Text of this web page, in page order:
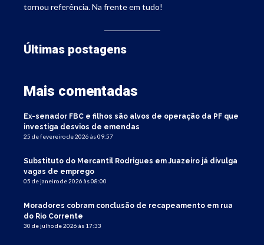
tornou referência. Na frente em tudo!
Últimas postagens
Mais comentadas
Ex-senador FBC e filhos são alvos de operação da PF que
investiga desvios de emendas
25 de fevereiro de 2026 às 09:57
Substituto do Mercantil Rodrigues em Juazeiro já divulga
vagas de emprego
05 de janeiro de 2026 às 08:00
Moradores cobram conclusão de recapeamento em rua
do Rio Corrente
30 de julho de 2026 às 17:33